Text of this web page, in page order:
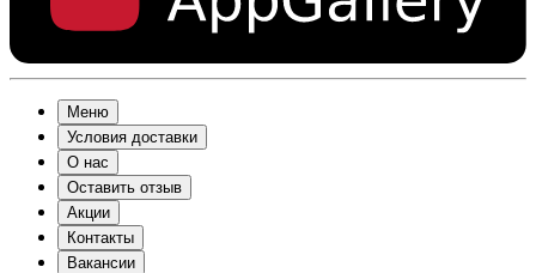
Меню
Условия доставки
О нас
Оставить отзыв
Акции
Контакты
Вакансии